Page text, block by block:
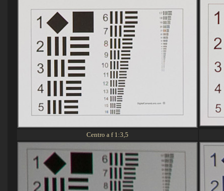
Centro a f 1:3,5